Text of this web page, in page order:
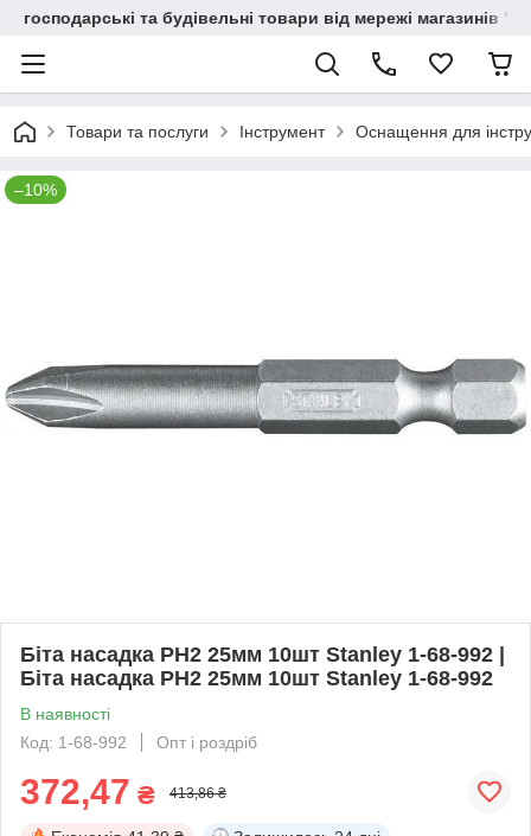
господарські та будівельні товари від мережі магазинів
Товари та послуги Інструмент Оснащення для
–10%
Біта насадка PH2 25мм 10шт Stanley 1-68-992 |
Біта насадка PH2 25мм 10шт Stanley 1-68-992
В наявності
Код: 1-68-992
Опт і роздріб
372,47 ₴ 413,86 ₴